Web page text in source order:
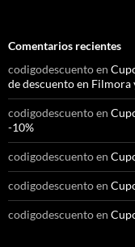
Comentarios recientes
codigodescuentoen
de descuento en Filmora
codigodescuentoen
-10%
codigodescuentoen
codigodescuentoen
codigodescuentoen